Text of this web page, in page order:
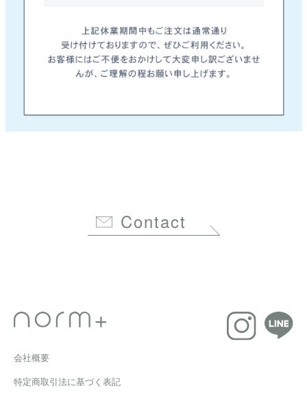
Contact
会社概要
特定商取引法に基づく表記